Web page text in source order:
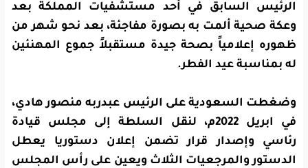
الرئيس السابق في أحد مستشفيات المملكة بعد
وعكة صحية ألمت به بصورة مفاجئة، بعد نحو شهر من
ظهوره إعلامياً بصحة جيدة مستقبلاً جموع المهنئين
له بمناسبة عيد الفطر.
وضغطت السعودية على الرئيس عبدربه منصور هادي،
في ابريل 2022م، لنقل السلطة إلى مجلس قيادة
رئاسي وإصدار قرار تضمن إعلان دستوريا يعطل
الدستور والمرجعيات الثلاث ويعين على رأس المجلس